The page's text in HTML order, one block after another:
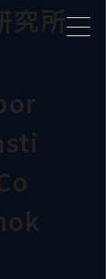
究所